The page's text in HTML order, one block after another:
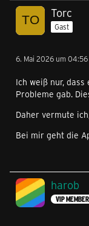
Torc
Gast
6. Mai 2026 um 04:56
Ich weiß nur,
Probleme gab.
Daher vermute
Bei mir geht die
harob
VIP MEMBER